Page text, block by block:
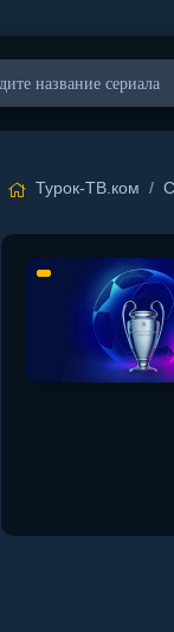
Турок-ТВ.ком /